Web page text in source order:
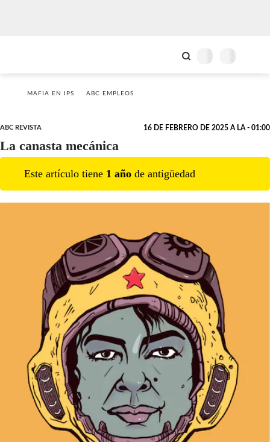
MAFIA EN IPS ABC EMPLEOS
ABC REVISTA 16 DE FEBRERO DE 2025 A LA - 01:00
La canasta mecánica
Este artículo tiene 1 año de antigüedad